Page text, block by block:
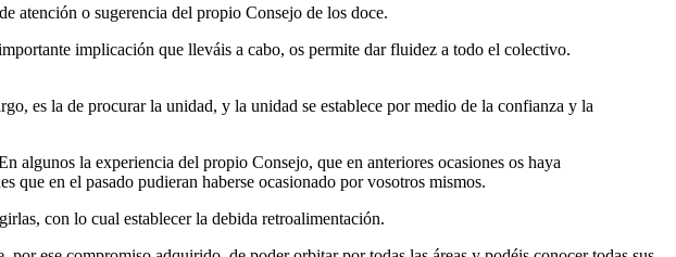
atención o sugerencia del propio Consejo de los doce.
implicación que lleváis a cabo, os permite dar fluidez a todo el colectivo.
es la de procurar la unidad, y la unidad se establece por medio de la confianza y la
algunos la experiencia del propio Consejo, que en anteriores ocasiones os haya
que en el pasado pudieran haberse ocasionado por vosotros mismos.
con lo cual establecer la debida retroalimentación.